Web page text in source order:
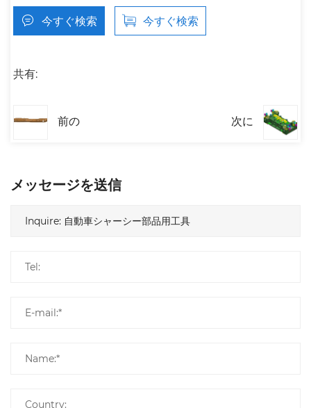
今すぐ検索 今すぐ検索
共有:
前の 次に
メッセージを送信